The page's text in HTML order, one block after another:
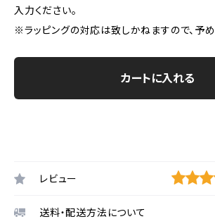
入力ください。
※ラッピングの対応は致しかねますので、予め
カートに入れる
レビュー
送料・配送方法について